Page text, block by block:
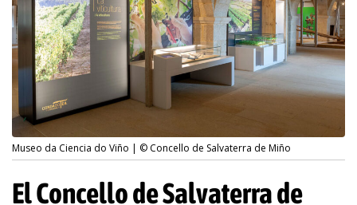
Museo da Ciencia do Viño | © Concello de Salvaterra de Miño
El Concello de Salvaterra de